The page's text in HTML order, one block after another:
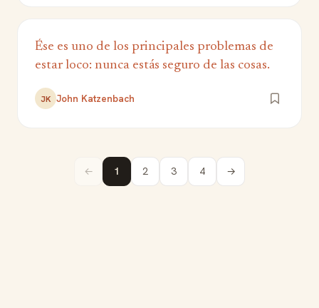
Ése es uno de los principales problemas de
estar loco: nunca estás seguro de las cosas.
JK John Katzenbach
← 1 2 3 4 →